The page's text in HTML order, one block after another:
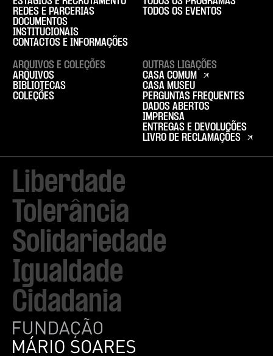
Liberdade
Tolerância
Solidariedade
Igualdade
Cidadania
REDES E PARCERIAS
DOCUMENTOS
INSTITUCIONAIS
CONTACTOS E INFORMAÇÕES
TODOS OS EVENTOS
ARQUIVOS E COLEÇÕES
ARQUIVOS
BIBLIOTECAS
COLEÇÕES
OUTRAS LIGAÇÕES
CASA COMUM
CASA MUSEU
PERGUNTAS FREQUENTES
DADOS ABERTOS
IMPRENSA
ENTREGAS E DEVOLUÇÕES
LIVRO DE RECLAMAÇÕES